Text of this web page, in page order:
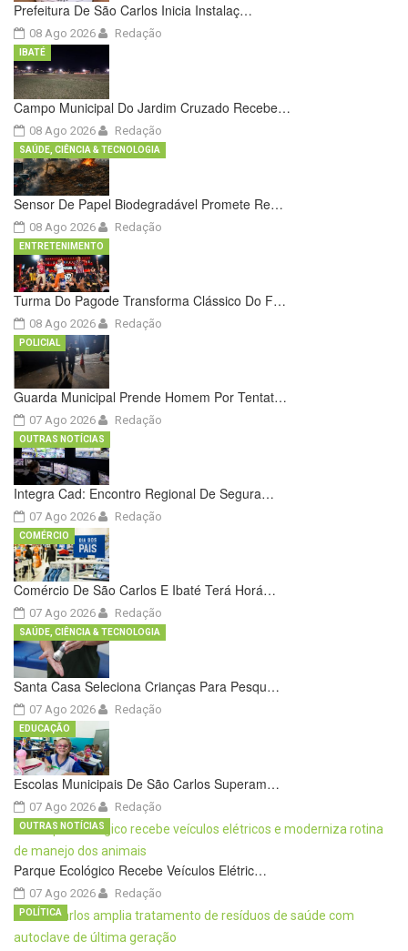
Prefeitura De São Carlos Inicia Instalaç…
08 Ago 2026 Redação
Campo Municipal Do Jardim Cruzado Recebe…
08 Ago 2026
IBATÉ
Redação
Sensor De Papel Biodegradável Promete Re…
08 Ago 2026
SAÚDE, CIÊNCIA & TECNOLOGIA
Redação
Turma Do Pagode Transforma Clássico Do F…
08 Ago 2026
ENTRETENIMENTO
Redação
Guarda Municipal Prende Homem Por Tentat…
07 Ago 2026
POLICIAL
Redação
Integra Cad: Encontro Regional De Segura…
07 Ago 2026
OUTRAS NOTÍCIAS
Redação
Comércio De São Carlos E Ibaté Terá Horá…
07 Ago 2026
COMÉRCIO
Redação
Santa Casa Seleciona Crianças Para Pesqu…
07 Ago 2026
SAÚDE, CIÊNCIA & TECNOLOGIA
Redação
Escolas Municipais De São Carlos Superam…
07 Ago 2026
EDUCAÇÃO
Redação
Parque Ecológico Recebe Veículos Elétric…
07 Ago 2026
OUTRAS NOTÍCIAS
Redação
POLÍTICA